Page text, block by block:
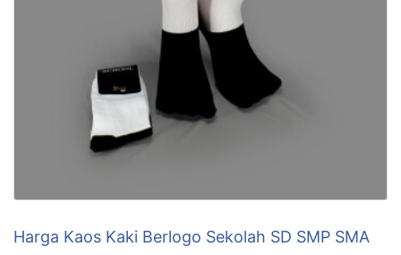
Harga Kaos Kaki Berlogo Sekolah SD SMP SMA